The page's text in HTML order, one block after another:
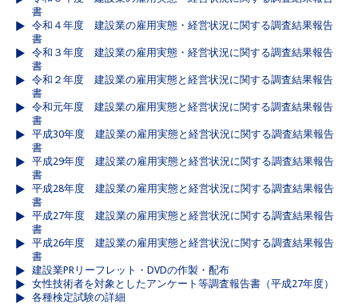
書
令和４年度 建設業の雇用実態・経営状況に関する調査結果報告
書
令和３年度 建設業の雇用実態・経営状況に関する調査結果報告
書
令和２年度 建設業の雇用実態と経営状況に関する調査結果報告
書
令和元年度 建設業の雇用実態と経営状況に関する調査結果報告
書
平成30年度 建設業の雇用実態と経営状況に関する調査結果報告
書
平成29年度 建設業の雇用実態と経営状況に関する調査結果報告
書
平成28年度 建設業の雇用実態と経営状況に関する調査結果報告
書
平成27年度 建設業の雇用実態と経営状況に関する調査結果報告
書
平成26年度 建設業の雇用実態と経営状況に関する調査結果報告
書
建設業PRリーフレット・DVDの作製・配布
女性技術者を対象としたアンケート等調査報告書（平成27年度）
各種検定試験の詳細